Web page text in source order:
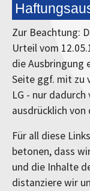
Zur Beachtung:
Urteil vom
die Ausbringung
Seite ggf. mit zu
LG - nur
ausdrücklich
Für all diese
betonen, dass
und die Inhalte
distanziere wir